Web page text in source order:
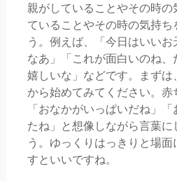
親がしていることやその時の
ていることやその時の気持ち
う。例えば、「今日はいい
なあ」「これが面白いのね
嬉しいな」などです。まずは
から始めてみてください。赤
「おなかがいっぱいだね」
たね」と想像しながら言葉に
う。ゆっくりはっきりと場
すといいですね。